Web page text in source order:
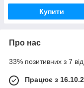
Купити
Про нас
33% позитивних з 7
Працює з